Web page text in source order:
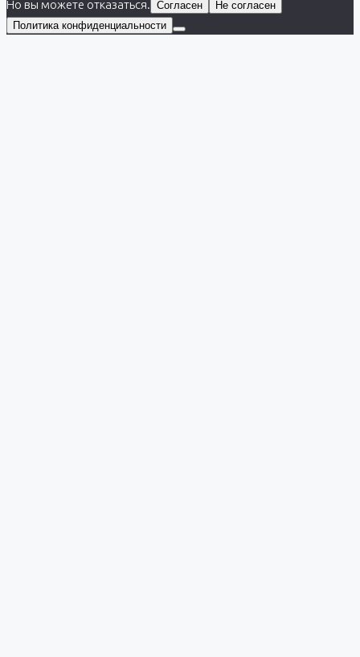
Но вы можете отказаться. Согласен
Не согласен
Политика конфиденциальности